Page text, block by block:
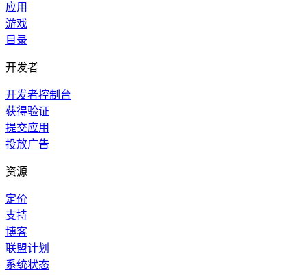
应用
游戏
目录
开发者
开发者控制台
获得验证
提交应用
投放广告
资源
定价
支持
博客
联盟计划
系统状态